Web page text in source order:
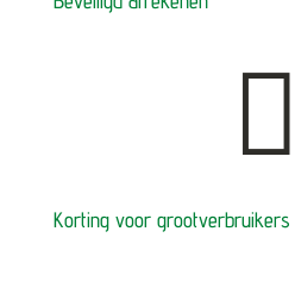

Korting voor grootverbruikers